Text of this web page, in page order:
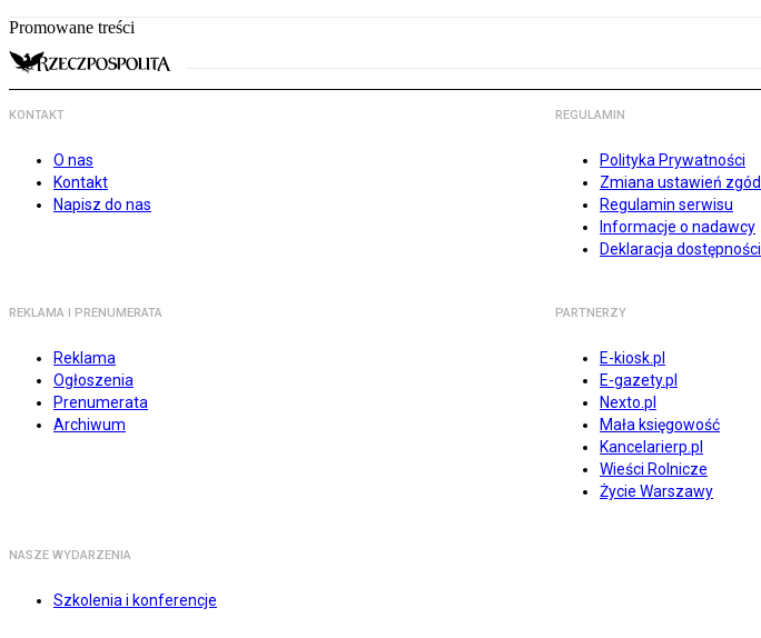
Promowane treści
KONTAKT
O nas
Kontakt
Napisz do nas
REGULAMIN
Polityka Prywatności
Zmiana ustawień zgód
Regulamin serwisu
Informacje o nadawcy
Deklaracja dostępności
REKLAMA I PRENUMERATA
Reklama
Ogłoszenia
Prenumerata
Archiwum
PARTNERZY
E-kiosk.pl
E-gazety.pl
Nexto.pl
Mała księgowość
Kancelarierp.pl
Wieści Rolnicze
Życie Warszawy
NASZE WYDARZENIA
Szkolenia i konferencje